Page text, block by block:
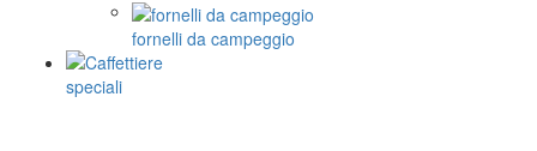
fornelli da campeggio